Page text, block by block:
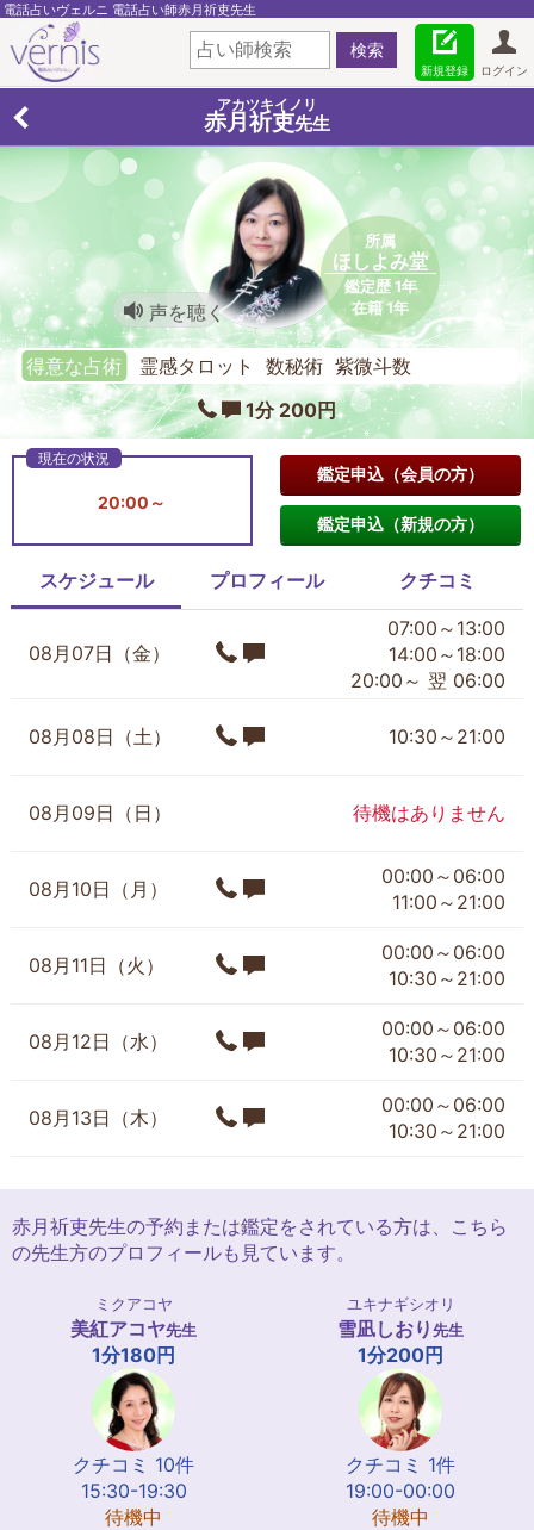
電話占いヴェルニ 電話占い師赤月祈吏先生
ログイン
新規登録
アカツキイノリ
赤月祈吏先生
所属
ほしよみ堂
鑑定歴 1年
在籍 1年
声を聴く
得意な占術
霊感タロット 数秘術 紫微斗数
1分 200円
20:00～
鑑定申込（会員の方）
鑑定申込（新規の方）
スケジュール プロフィール クチコミ
08月07日（金）
07:00～13:00
14:00～18:00
20:00～ 翌 06:00
08月08日（土） 10:30～21:00
08月09日（日） 待機はありません
08月10日（月）
00:00～06:00
11:00～21:00
08月11日（火）
00:00～06:00
10:30～21:00
08月12日（水）
00:00～06:00
10:30～21:00
08月13日（木）
00:00～06:00
10:30～21:00
赤月祈吏先生の予約または鑑定をされている方は、こちら
の先生方のプロフィールも見ています。
ミクアコヤ
美紅アコヤ先生
1分180円
クチコミ 10件
15:30-19:30
待機中
ユキナギシオリ
雪凪しおり 先生
1分200円
クチコミ 1件
19:00-00:00
待機中